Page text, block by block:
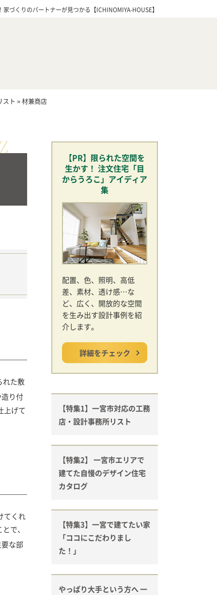
づくりのパートナーが見つかる【ICHINOMIYA-HOUSE】
スト »材兼商店
れた敷
り付
上げて
てくれ
で、
な部
【PR】限られた空間を
生かす！ 注文住宅「目
からうろこ」アイディア
集
配置、色、照明、高低
差、素材、透け感…な
ど、広く、開放的な空間
を生み出す設計事例を紹
介します。
詳細をチェック
【特集1】一宮市対応の工務
店・設計事務所リスト
【特集2】 一宮市エリアで
建てた自慢のデザイン住宅
カタログ
【特集3】一宮で建てたい家
「ココにこだわりまし
た！」
やっぱり大手という方へ 一